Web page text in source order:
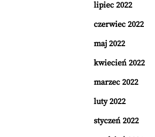
lipiec 2022
czerwiec 2022
maj 2022
kwiecień 2022
marzec 2022
luty 2022
styczeń 2022